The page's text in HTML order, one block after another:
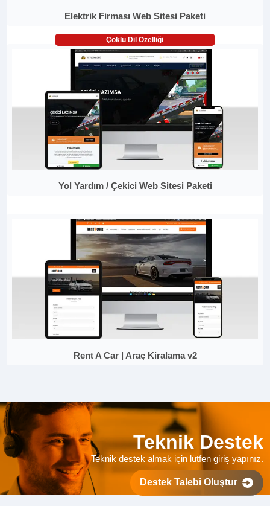
Elektrik Firması Web Sitesi Paketi
Çoklu Dil Özelliği
Yol Yardım / Çekici Web Sitesi Paketi
Rent A Car | Araç Kiralama v2
Teknik Destek
Teknik destek almak için lütfen giriş yapınız.
Destek Talebi Oluştur